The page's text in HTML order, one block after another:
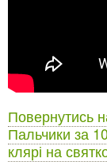
Повернутись
Пальчики за
клярі на